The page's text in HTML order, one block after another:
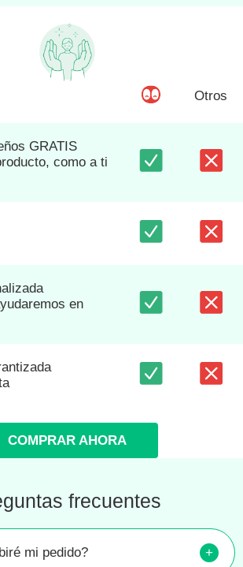
Otros
GRATIS
como a ti
en
COMPRAR AHORA
frecuentes
mi pedido? +